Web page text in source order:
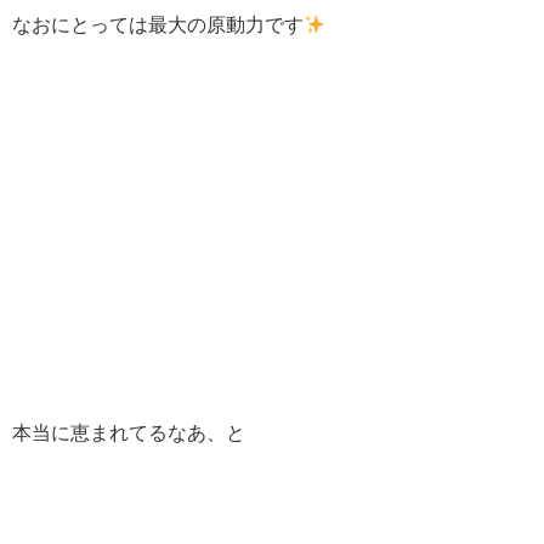
なおにとっては最大の原動力です
本当に恵まれてるなあ、と